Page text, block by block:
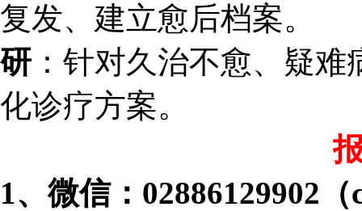
复发、建立愈后档案。
研 ：针对久治不愈、疑
化诊疗方案。
1、微信：02886129902